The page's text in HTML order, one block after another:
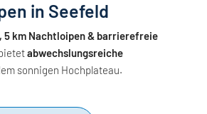
in Seefeld
5 km Nachtloipen & barrierefreie
abwechslungsreiche
sonnigen Hochplateau.